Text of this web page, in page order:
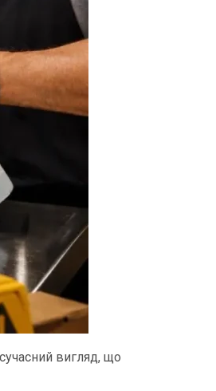
вигляд, що